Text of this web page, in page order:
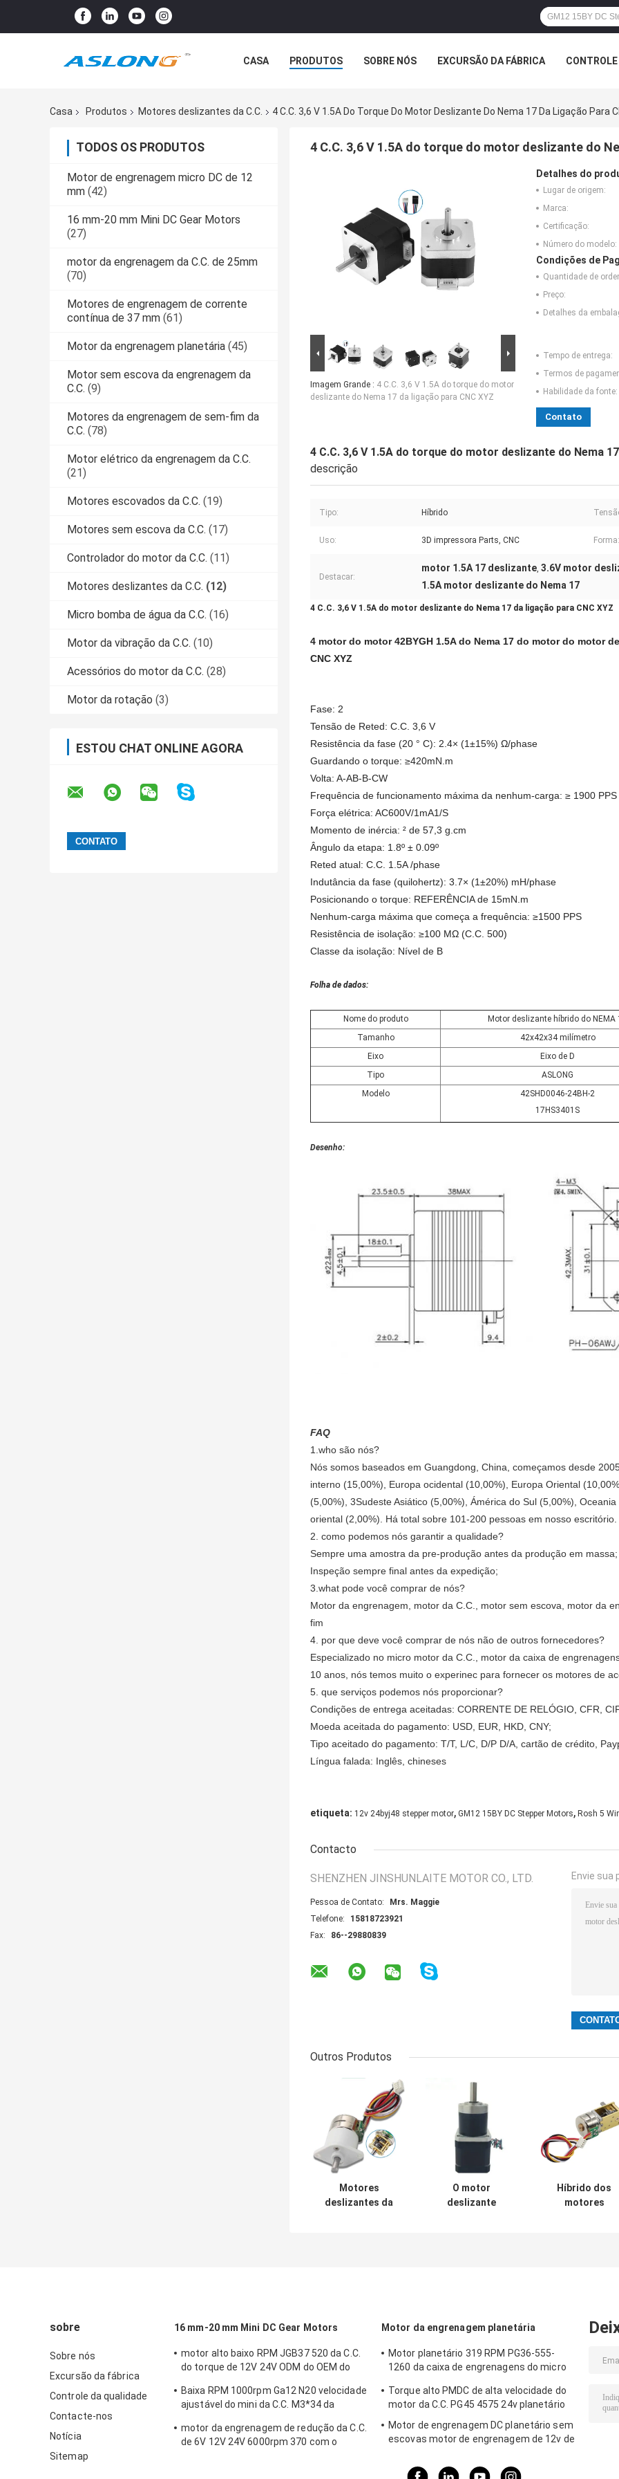
CASA PRODUTOS SOBRE NÓS EXCURSÃO DA FÁBRICA
Casa Produtos Motores deslizantes da C.C. 4 C.C. 3,6 V 1.5A Do Torque Do Motor Deslizante Do Nema 17 Da Ligação Para
TODOS OS PRODUTOS
Motor de engrenagem micro DC de 12
mm (42)
16 mm-20 mm Mini DC Gear Motors
(27)
motor da engrenagem da C.C. de 25mm
(70)
Motores de engrenagem de corrente
contínua de 37 mm (61)
Motor da engrenagem planetária (45)
Motor sem escova da engrenagem da
C.C. (9)
Motores da engrenagem de sem-fim da
C.C. (78)
Motor elétrico da engrenagem da C.C.
(21)
Motores escovados da C.C. (19)
Motores sem escova da C.C. (17)
Controlador do motor da C.C. (11)
Motores deslizantes da C.C. (12)
Micro bomba de água da C.C. (16)
Motor da vibração da C.C. (10)
Acessórios do motor da C.C. (28)
Motor da rotação (3)
ESTOU CHAT ONLINE AGORA
4 C.C. 3,6 V 1.5A do torque do motor deslizante do
Imagem Grande : 4 C.C. 3,6 V 1.5A do torque do motor
deslizante do Nema 17 da ligação para CNC XYZ
Detalhes do
Lugar de origem:
Marca:
Certificação:
Número do modelo:
Condições de
Quantidade de
Preço:
Detalhes da
Tempo de entrega:
Termos de
Habilidade da fonte:
Contato
4 C.C. 3,6 V 1.5A do torque do motor deslizante do Nema
descrição
Tipo: Híbrido
Uso: 3D impressora Parts, CNC Forma:
Destacar:
motor 1.5A 17 deslizante, 3.6V motor
1.5A motor deslizante do Nema 17
4 C.C. 3,6 V 1.5A do motor deslizante do Nema 17 da ligação para CNC XYZ
4 motor do motor 42BYGH 1.5A do Nema 17 do motor do motor
CNC XYZ
Fase: 2
Tensão de Reted: C.C. 3,6 V
Resistência da fase (20 ° C): 2.4× (1±15%) Ω/phase
Guardando o torque: ≥420mN.m
Volta: A-AB-B-CW
Frequência de funcionamento máxima da nenhum-carga: ≥ 1900 PPS
Força elétrica: AC600V/1mA1/S
Momento de inércia: ² de 57,3 g.cm
Ângulo da etapa: 1.8º ± 0.09º
Reted atual: C.C. 1.5A /phase
Indutância da fase (quilohertz): 3.7× (1±20%) mH/phase
Posicionando o torque: REFERÊNCIA de 15mN.m
Nenhum-carga máxima que começa a frequência: ≥1500 PPS
Resistência de isolação: ≥100 MΩ (C.C. 500)
Classe da isolação: Nível de B
Folha de dados:
Nome do produto
Motor deslizante híbrido do NEMA
Tamanho
42x42x34 milímetro
Eixo
Eixo de D
Tipo
ASLONG
Modelo
42SHD0046-24BH-2
17HS3401S
Desenho:
FAQ
1.who são nós?
Nós somos baseados em Guangdong, China, começamos desde
interno (15,00%), Europa ocidental (10,00%), Europa Oriental
(5,00%), 3Sudeste Asiático (5,00%), Ámérica do Sul (5,00%),
oriental (2,00%). Há total sobre 101-200 pessoas em nosso escritório.
2. como podemos nós garantir a qualidade?
Sempre uma amostra da pre-produção antes da produção em massa;
Inspeção sempre final antes da expedição;
3.what pode você comprar de nós?
Motor da engrenagem, motor da C.C., motor sem escova, motor da
fim
4. por que deve você comprar de nós não de outros fornecedores?
Especializado no micro motor da C.C., motor da caixa de
10 anos, nós temos muito o experinec para fornecer os motores de
5. que serviços podemos nós proporcionar?
Condições de entrega aceitadas: CORRENTE DE RELÓGIO, CFR,
Moeda aceitada do pagamento: USD, EUR, HKD, CNY;
Tipo aceitado do pagamento: T/T, L/C, D/P D/A, cartão de crédito,
Língua falada: Inglês, chineses
etiqueta: 12v 24byj48 stepper motor, GM12 15BY DC Stepper Motors, Rosh 5
Contacto
SHENZHEN JINSHUNLAITE MOTOR CO., LTD.
Pessoa de Contato:
Mrs. Maggie
Telefone:
15818723921
Fax:
86--29880839
Envie sua
Outros Produtos
Motores
deslizantes da
O motor
deslizante
Híbrido dos
motores
sobre
Sobre nós
Excursão da fábrica
Controle da qualidade
Contacte-nos
Notícia
Sitemap
16 mm-20 mm Mini DC Gear Motors
motor alto baixo RPM JGB37 520 da C.C.
do torque de 12V 24V ODM do OEM do
Baixa RPM 1000rpm Ga12 N20 velocidade
ajustável do mini da C.C. M3*34 da
motor da engrenagem de redução da C.C.
de 6V 12V 24V 6000rpm 370 com o
Motor da engrenagem planetária
Motor planetário 319 RPM PG36-555-
1260 da caixa de engrenagens do micro
Torque alto PMDC de alta velocidade do
motor da C.C. PG45 4575 24v planetário
Motor de engrenagem DC planetário sem
escovas motor de engrenagem de 12v de